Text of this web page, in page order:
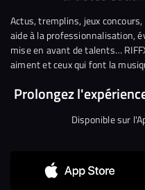
Continuer sans accepter
FacebookTwitter
Actus, tremplins, jeux concours,
aide à la professionnalisation,
mise en avant de talents…
aiment et ceux qui font la
Prolongez
Disponible sur